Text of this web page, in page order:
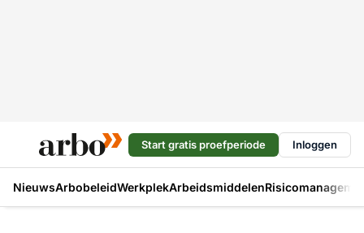
Start gratis proefperiode Inloggen
NieuwsArbobeleidWerkplekArbeidsmiddelen